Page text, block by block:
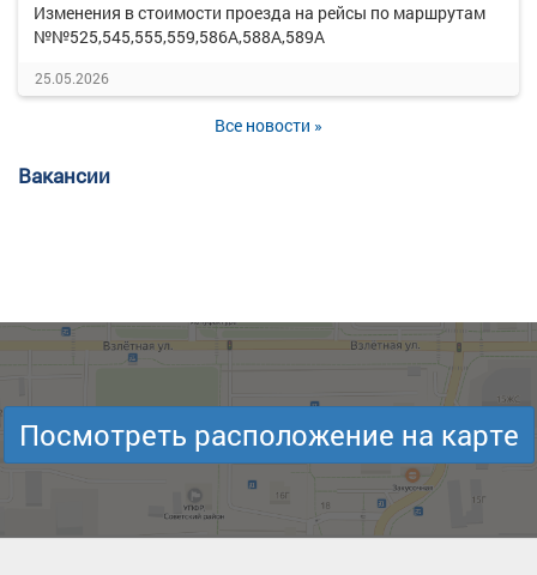
Изменения в стоимости проезда на рейсы по маршрутам
№№525,545,555,559,586А,588А,589А
25.05.2026
Все новости »
Вакансии
Посмотреть расположение на карте